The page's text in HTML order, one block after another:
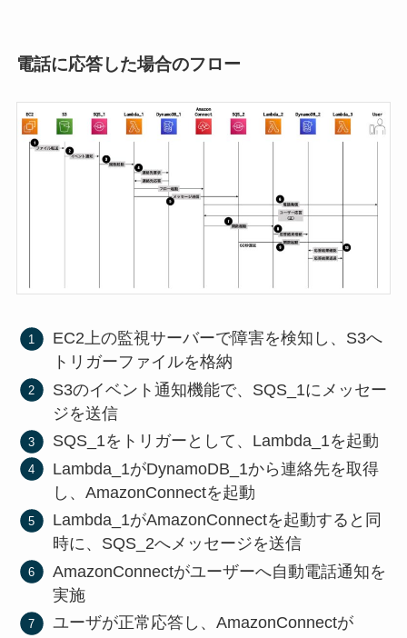
電話に応答した場合のフロー
EC2上の監視サーバーで障害を検知し、S3へ
トリガーファイルを格納
S3のイベント通知機能で、SQS_1にメッセー
ジを送信
SQS_1をトリガーとして、Lambda_1を起動
Lambda_1がDynamoDB_1から連絡先を取得
し、AmazonConnectを起動
Lambda_1がAmazonConnectを起動すると同
時に、SQS_2へメッセージを送信
AmazonConnectがユーザーへ自動電話通知を
実施
ユーザが正常応答し、AmazonConnectが